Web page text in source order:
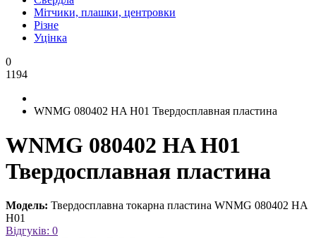
Мітчики, плашки, центровки
Різне
Уцінка
0
1194
WNMG 080402 HA H01 Твердосплавная пластина
WNMG 080402 HA H01
Твердосплавная пластина
Модель: Твердосплавна токарна пластина WNMG 080402 HA
H01
Відгуків: 0